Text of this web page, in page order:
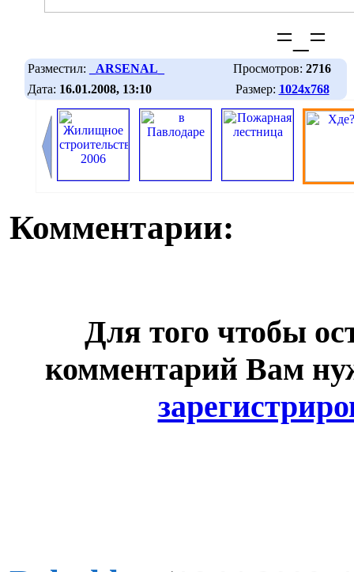
=_=
Разместил: _ARSENAL_ Просмотров: 2716
Дата: 16.01.2008, 13:10 Размер: 1024х768
Комментарии:
Для того чтобы
комментарий Вам